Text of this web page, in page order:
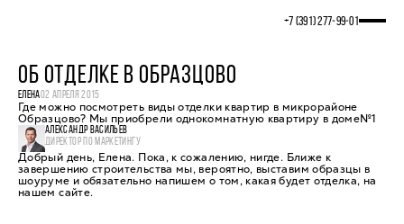
+7 (391) 277‒99‒01
ОБ ОТДЕЛКЕ В ОБРАЗЦОВО
ЕЛЕНА02 АПРЕЛЯ 2015
Где можно посмотреть виды отделки квартир в микрорайоне
Образцово? Мы приобрели однокомнатную квартиру в доме№1
АЛЕКСАНДР ВАСИЛЬЕВ
ДИРЕКТОР ПО МАРКЕТИНГУ
Добрый день, Елена. Пока, к сожалению, нигде. Ближе к
завершению строительства мы, вероятно, выставим образцы в
шоуруме и обязательно напишем о том, какая будет отделка, на
нашем сайте.